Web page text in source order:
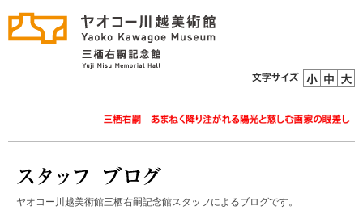
ヤオコー川越美術館三栖右嗣記念館スタッフによるブログです。